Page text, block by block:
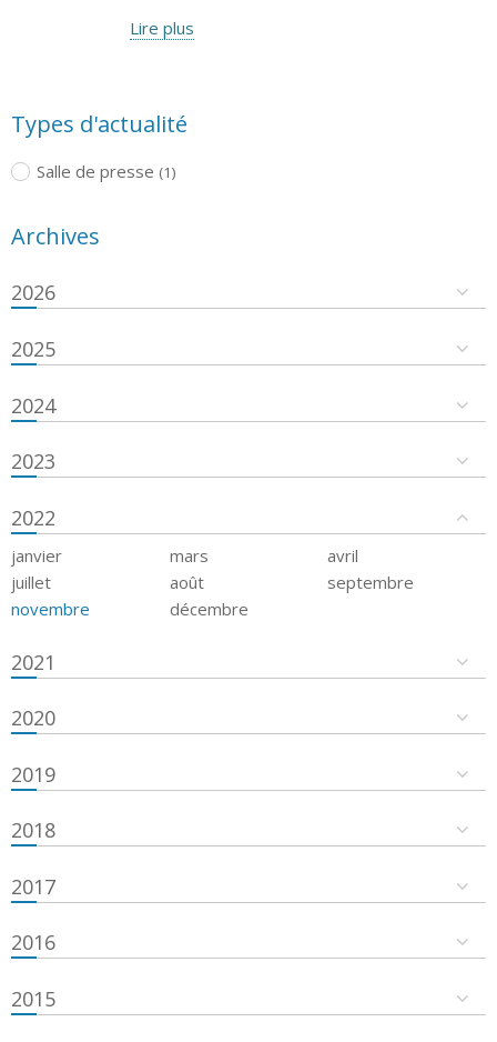
Lire plus
Types d'actualité
Salle de presse (1)
Archives
2026
2025
2024
2023
2022
janvier mars
avril
juillet
août
septembre
novembre
décembre
2021
2020
2019
2018
2017
2016
2015